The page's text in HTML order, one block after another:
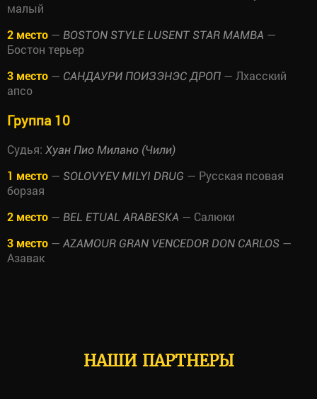
малый
2 место — BOSTON STYLE LUSENT STAR MAMBA —
Бостон терьер
3 место — САНДАУРИ ПОИЗЭНЭС ДРОП — Лхасский
апсо
Группа 10
Судья: Хуан Пио Милано (Чили)
1 место — SOLOVYEV MILYI DRUG — Русская псовая
борзая
2 место — BEL ETUAL ARABESKA — Салюки
3 место — AZAMOUR GRAN VENCEDOR DON CARLOS —
Азавак
НАШИ ПАРТНЕРЫ